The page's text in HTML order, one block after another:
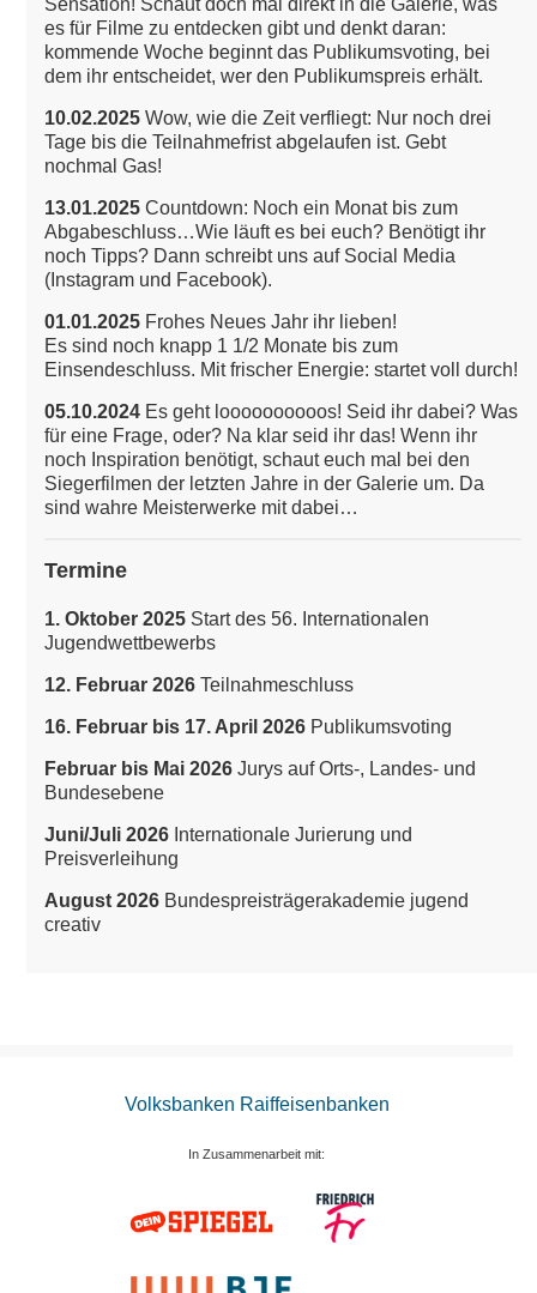
Sensation! Schaut doch mal direkt in die Galerie, was
es für Filme zu entdecken gibt und denkt daran:
kommende Woche beginnt das Publikumsvoting, bei
dem ihr entscheidet, wer den Publikumspreis erhält.
10.02.2025 Wow, wie die Zeit verfliegt: Nur noch drei
Tage bis die Teilnahmefrist abgelaufen ist. Gebt
nochmal Gas!
13.01.2025 Countdown: Noch ein Monat bis zum
Abgabeschluss…Wie läuft es bei euch? Benötigt ihr
noch Tipps? Dann schreibt uns auf Social Media
(Instagram und Facebook).
01.01.2025 Frohes Neues Jahr ihr lieben!
Es sind noch knapp 1 1/2 Monate bis zum
Einsendeschluss. Mit frischer Energie: startet voll durch!
05.10.2024 Es geht loooooooooos! Seid ihr dabei? Was
für eine Frage, oder? Na klar seid ihr das! Wenn ihr
noch Inspiration benötigt, schaut euch mal bei den
Siegerfilmen der letzten Jahre in der Galerie um. Da
sind wahre Meisterwerke mit dabei…
Termine
1. Oktober 2025 Start des 56. Internationalen
Jugendwettbewerbs
12. Februar 2026 Teilnahmeschluss
16. Februar bis 17. April 2026 Publikumsvoting
Februar bis Mai 2026 Jurys auf Orts-, Landes- und
Bundesebene
Juni/Juli 2026 Internationale Jurierung und
Preisverleihung
August 2026 Bundespreisträgerakademie jugend
creativ
Volksbanken Raiffeisenbanken
In Zusammenarbeit mit: